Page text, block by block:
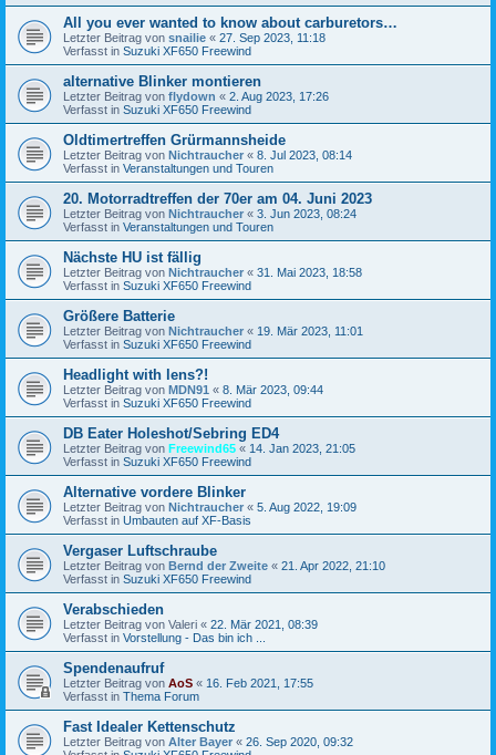
All you ever wanted to know about carburetors…
Letzter Beitrag von snailie « 27. Sep 2023, 11:18
Verfasst in Suzuki XF650 Freewind
alternative Blinker montieren
Letzter Beitrag von flydown « 2. Aug 2023, 17:26
Verfasst in Suzuki XF650 Freewind
Oldtimertreffen Grürmannsheide
Letzter Beitrag von Nichtraucher « 8. Jul 2023, 08:14
Verfasst in Veranstaltungen und Touren
20. Motorradtreffen der 70er am 04. Juni 2023
Letzter Beitrag von Nichtraucher « 3. Jun 2023, 08:24
Verfasst in Veranstaltungen und Touren
Nächste HU ist fällig
Letzter Beitrag von Nichtraucher « 31. Mai 2023, 18:58
Verfasst in Suzuki XF650 Freewind
Größere Batterie
Letzter Beitrag von Nichtraucher « 19. Mär 2023, 11:01
Verfasst in Suzuki XF650 Freewind
Headlight with lens?!
Letzter Beitrag von MDN91 « 8. Mär 2023, 09:44
Verfasst in Suzuki XF650 Freewind
DB Eater Holeshot/Sebring ED4
Letzter Beitrag von Freewind65 « 14. Jan 2023, 21:05
Verfasst in Suzuki XF650 Freewind
Alternative vordere Blinker
Letzter Beitrag von Nichtraucher « 5. Aug 2022, 19:09
Verfasst in Umbauten auf XF-Basis
Vergaser Luftschraube
Letzter Beitrag von Bernd der Zweite « 21. Apr 2022, 21:10
Verfasst in Suzuki XF650 Freewind
Verabschieden
Letzter Beitrag von Valeri « 22. Mär 2021, 08:39
Verfasst in Vorstellung - Das bin ich ...
Spendenaufruf
Letzter Beitrag von AoS « 16. Feb 2021, 17:55
Verfasst in Thema Forum
Fast Idealer Kettenschutz
Letzter Beitrag von Alter Bayer « 26. Sep 2020, 09:32